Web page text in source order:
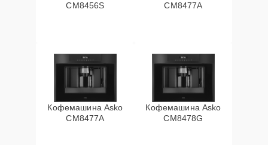
CM8456S
CM8477A
Кофемашина Asko
СМ8477А
Кофемашина Asko
CM8478G